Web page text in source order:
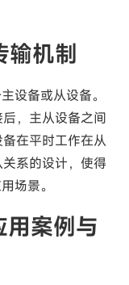
输机制
设备或从设备。
，主从设备之间
在平时工作在从
系的设计，使得
场景。
案例与